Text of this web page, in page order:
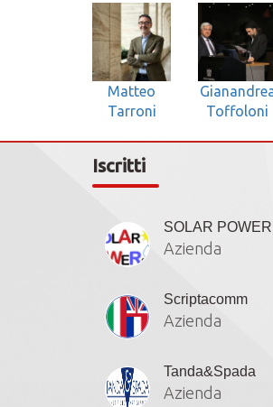
Matteo
Tarroni
Toffoloni
Iscritti
SOLAR POWER
Azienda
Scriptacomm
Azienda
Tanda&Spada
Azienda